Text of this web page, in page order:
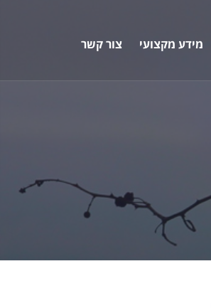
מידע מקצועי צור קשר